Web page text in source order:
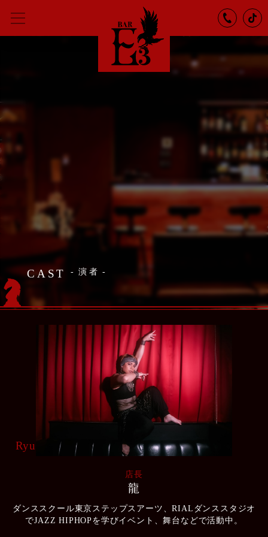
CAST 演者
Ryu
店長
龍
ダンススクール東京ステップスアーツ、RIALダンススタジオ
でJAZZ HIPHOPを学びイベント、舞台などで活動中。